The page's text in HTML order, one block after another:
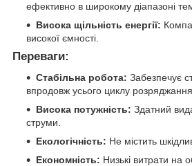
ефективно в широкому діапазоні
Висока щільність енергії:
високої ємності.
Переваги:
Стабільна робота: Забезпечує
впродовж усього циклу розряджання.
Висока потужність: Здатний
струми.
Екологічність: Не містить
Економність: Низькі витрати на